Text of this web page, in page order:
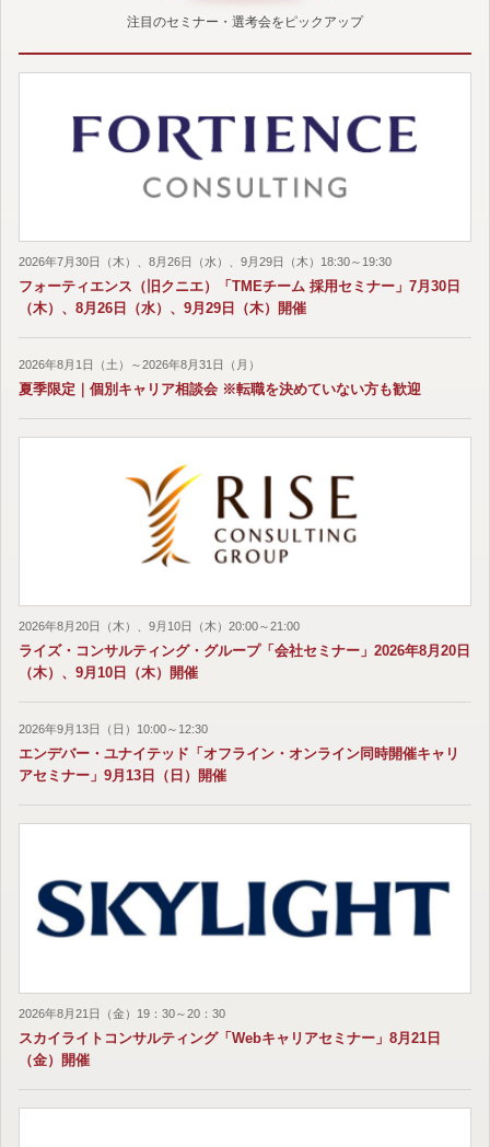
注目のセミナー・選考会をピックアップ
2026年7月30日（木）、8月26日（水）、9月29日（木）18:30～19:30
フォーティエンス（旧クニエ）「TMEチーム 採用セミナー」7月30日
（木）、8月26日（水）、9月29日（木）開催
2026年8月1日（土）～2026年8月31日（月）
夏季限定｜個別キャリア相談会 ※転職を決めていない方も歓迎
2026年8月20日（木）、9月10日（木）20:00～21:00
ライズ・コンサルティング・グループ「会社セミナー」2026年8月20日
（木）、9月10日（木）開催
2026年9月13日（日）10:00～12:30
エンデバー・ユナイテッド「オフライン・オンライン同時開催キャリ
アセミナー」9月13日（日）開催
2026年8月21日（金）19：30～20：30
スカイライトコンサルティング「Webキャリアセミナー」8月21日
（金）開催